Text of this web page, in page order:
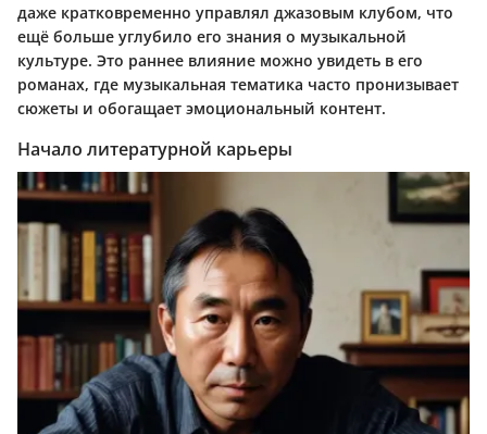
даже кратковременно управлял джазовым клубом, что
ещё больше углубило его знания о музыкальной
культуре. Это раннее влияние можно увидеть в его
романах, где музыкальная тематика часто пронизывает
сюжеты и обогащает эмоциональный контент.
Начало литературной карьеры